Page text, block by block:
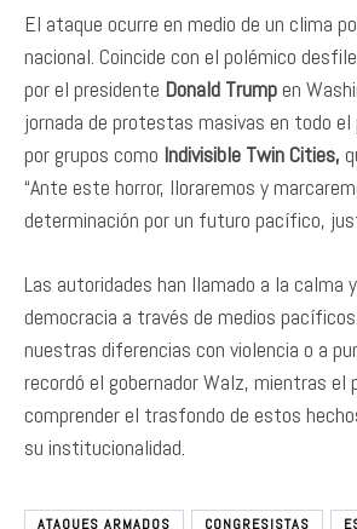
El ataque ocurre en medio de un clima
nacional. Coincide con el polémico
por el presidente Donald Trumpen
jornada de protestas masivas en todo el
por grupos como Indivisible Twin Cities,
“Ante este horror, lloraremos y
determinación por un futuro pacífico,
Las autoridades han llamado a la calma
democracia a través de medios
nuestras diferencias con violencia o a
recordó el gobernador Walz, mientras el
comprender el trasfondo de estos
su institucionalidad.
ATAQUES ARMADOS CONGRESISTAS